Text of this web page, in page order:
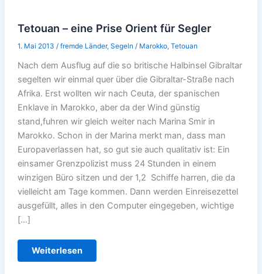
Tetouan – eine Prise Orient für Segler
1. Mai 2013 / fremde Länder, Segeln / Marokko, Tetouan
Nach dem Ausflug auf die so britische Halbinsel Gibraltar
segelten wir einmal quer über die Gibraltar-Straße nach
Afrika. Erst wollten wir nach Ceuta, der spanischen
Enklave in Marokko, aber da der Wind günstig
stand,fuhren wir gleich weiter nach Marina Smir in
Marokko. Schon in der Marina merkt man, dass man
Europaverlassen hat, so gut sie auch qualitativ ist: Ein
einsamer Grenzpolizist muss 24 Stunden in einem
winzigen Büro sitzen und der 1,2 Schiffe harren, die da
vielleicht am Tage kommen. Dann werden Einreisezettel
ausgefüllt, alles in den Computer eingegeben, wichtige
[…]
Tetouan
Weiterlesen